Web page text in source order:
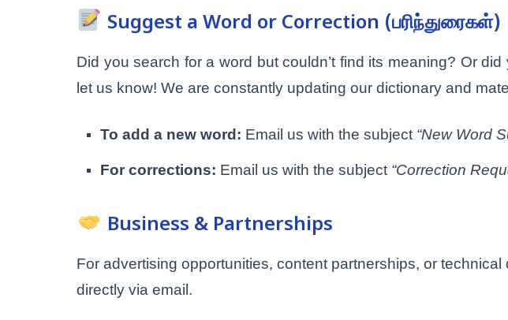
Suggest a Word or Correction (பரிந்துரைகள்)
Did you search for a word but couldn’t find its meaning? Or
let us know! We are constantly updating our dictionary and
To add a new word: Email us with the subject “New Word
For corrections: Email us with the subject “Correction
Business & Partnerships
For advertising opportunities, content partnerships, or
directly via email.